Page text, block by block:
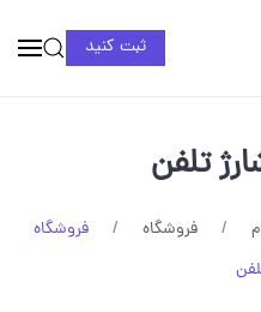
ثبت کنید
تلفن
فروشگاه
فروشگاه